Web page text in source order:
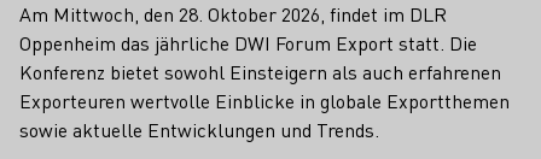
Am Mittwoch, den 28. Oktober 2026, findet im DLR
Oppenheim das jährliche DWI Forum Export statt. Die
Konferenz bietet sowohl Einsteigern als auch erfahrenen
Exporteuren wertvolle Einblicke in globale Exportthemen
sowie aktuelle Entwicklungen und Trends.